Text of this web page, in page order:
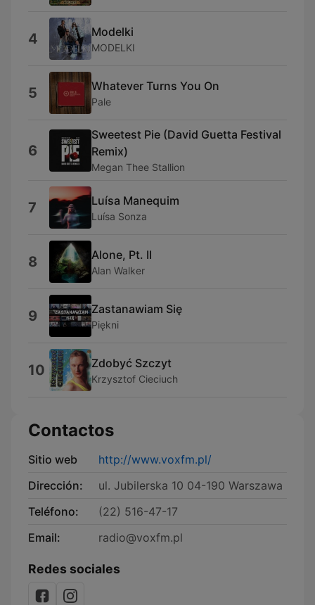
4 Modelki
MODELKI
5 Whatever Turns You On
Pale
6
Sweetest Pie (David Guetta Festival
Remix)
Megan Thee Stallion
7 Luísa Manequim
Luísa Sonza
8 Alone, Pt. II
Alan Walker
9 Zastanawiam Się
Piękni
10 Zdobyć Szczyt
Krzysztof Cieciuch
Contactos
Sitio web
http://www.voxfm.pl/
Dirección:
ul. Jubilerska 10 04-190 Warszawa
Teléfono:
(22) 516-47-17
Email:
radio@voxfm.pl
Redes sociales